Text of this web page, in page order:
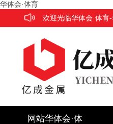
华体会·体育
欢迎光临华体会·体育
网站华体会·体